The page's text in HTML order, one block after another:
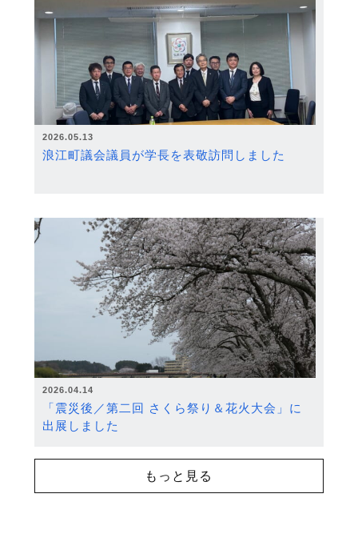
2026.05.13
浪江町議会議員が学長を表敬訪問しました
2026.04.14
「震災後／第二回 さくら祭り＆花火大会」に
出展しました
もっと見る